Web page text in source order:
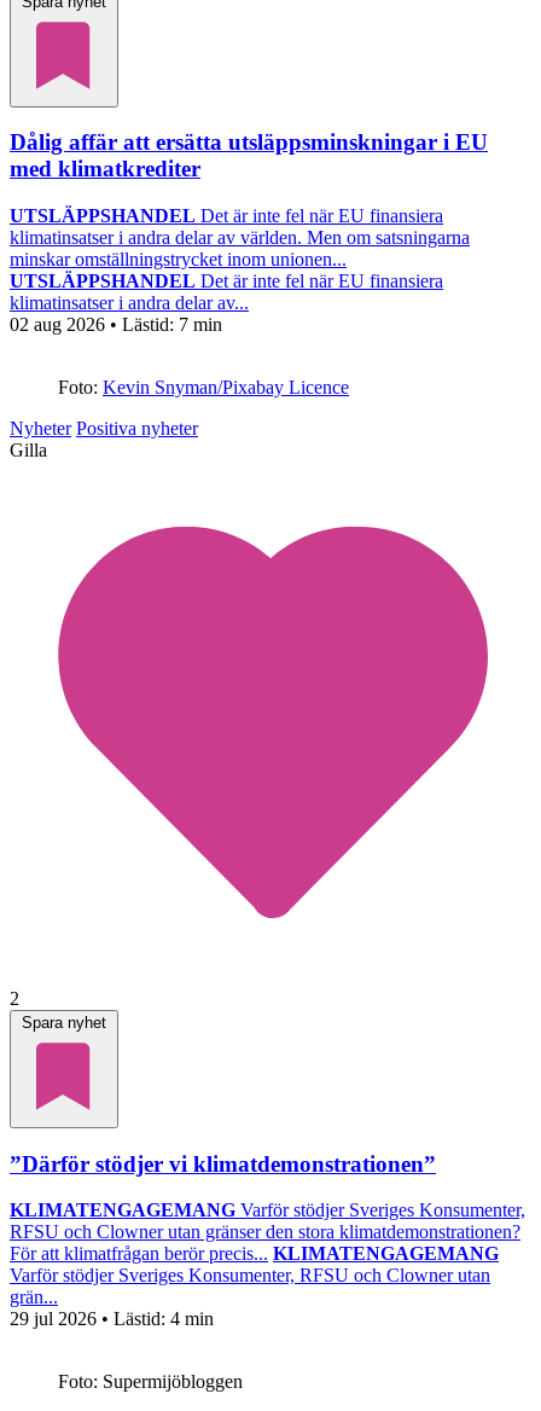
Dålig affär att ersätta utsläppsminskningar i EU
med klimatkrediter
UTSLÄPPSHANDEL Det är inte fel när EU finansiera
klimatinsatser i andra delar av världen. Men om satsningarna
minskar omställningstrycket inom unionen...
UTSLÄPPSHANDEL Det är inte fel när EU finansiera
klimatinsatser i andra delar av...
02 aug 2026 • Lästid: 7 min
Foto: Kevin Snyman/Pixabay Licence
Nyheter Positiva nyheter
Gilla
2
Spara nyhet
”Därför stödjer vi klimatdemonstrationen”
KLIMATENGAGEMANG Varför stödjer Sveriges Konsumenter,
RFSU och Clowner utan gränser den stora klimatdemonstrationen?
För att klimatfrågan berör precis... KLIMATENGAGEMANG
Varför stödjer Sveriges Konsumenter, RFSU och Clowner utan
grän...
29 jul 2026 • Lästid: 4 min
Foto: Supermijöbloggen